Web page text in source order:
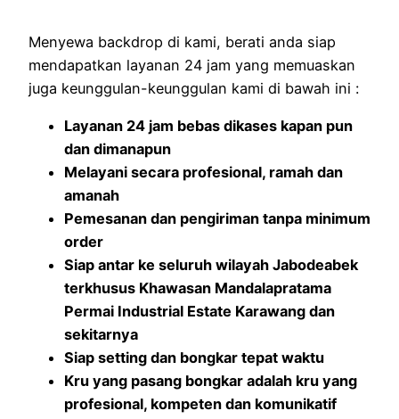
Menyewa backdrop di kami, berati anda siap
mendapatkan layanan 24 jam yang memuaskan
juga keunggulan-keunggulan kami di bawah ini :
Layanan 24 jam bebas dikases kapan pun
dan dimanapun
Melayani secara profesional, ramah dan
amanah
Pemesanan dan pengiriman tanpa minimum
order
Siap antar ke seluruh wilayah Jabodeabek
terkhusus Khawasan Mandalapratama
Permai Industrial Estate Karawang dan
sekitarnya
Siap setting dan bongkar tepat waktu
Kru yang pasang bongkar adalah kru yang
profesional, kompeten dan komunikatif